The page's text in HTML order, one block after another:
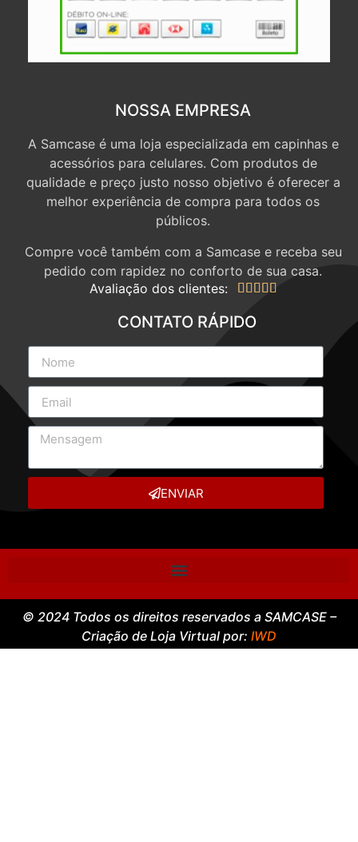
NOSSA EMPRESA
A Samcase é uma loja especializada em capinhas e
acessórios para celulares. Com produtos de
qualidade e preço justo nosso objetivo é oferecer a
melhor experiência de compra para todos os
públicos.
Compre você também com a Samcase e receba seu
pedido com rapidez no conforto de sua casa.
Avaliação dos clientes:
    
CONTATO RÁPIDO
ENVIAR
© 2024 Todos os direitos reservados a SAMCASE –
Criação de Loja Virtual por: IWD